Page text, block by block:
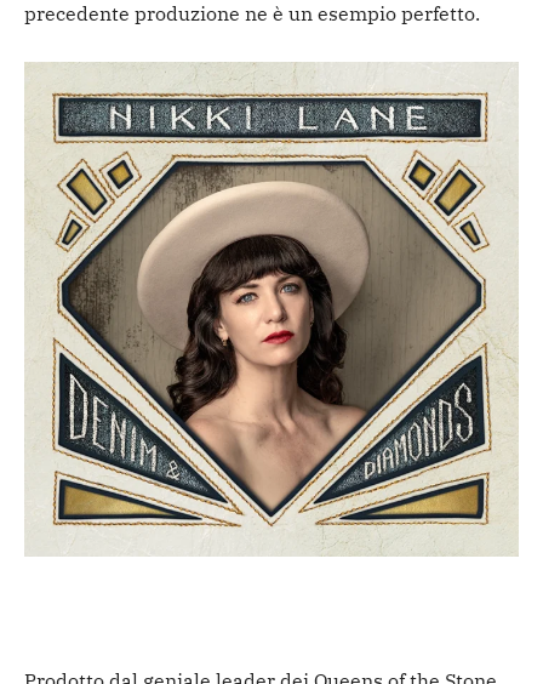
precedente produzione ne è un esempio perfetto.